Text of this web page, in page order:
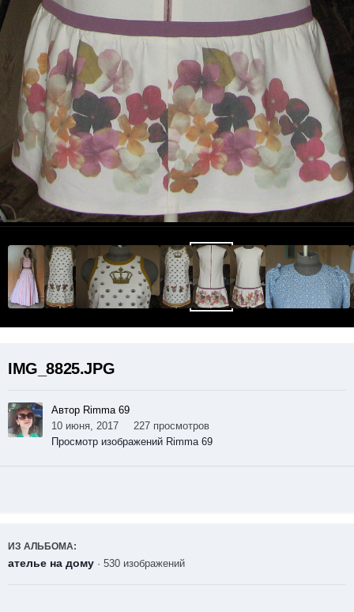
IMG_8825.JPG
Автор Rimma 69
10 июня, 2017
227 просмотров
Просмотр изображений Rimma 69
ИЗ АЛЬБОМА:
ателье на дому · 530 изображений